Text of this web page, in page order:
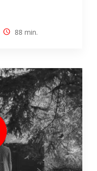
88 min.